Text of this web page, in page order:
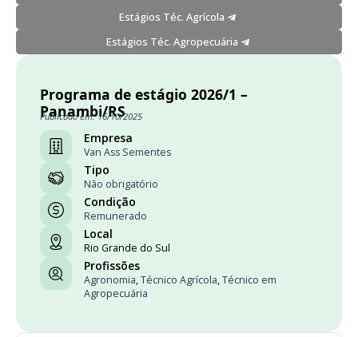
Estágios Téc. Agrícola
Estágios Téc. Agropecuária
Programa de estágio 2026/1 –
Panambi/RS
Publicado em: 16/10/2025
Empresa
Van Ass Sementes
Tipo
Não obrigatório
Condição
Remunerado
Local
Rio Grande do Sul
Profissões
Agronomia,Técnico Agrícola,Técnico em
Agropecuária